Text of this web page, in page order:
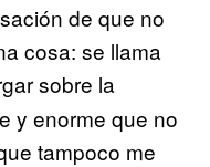
de que no
cosa: se llama
sobre la
y enorme que no
tampoco me